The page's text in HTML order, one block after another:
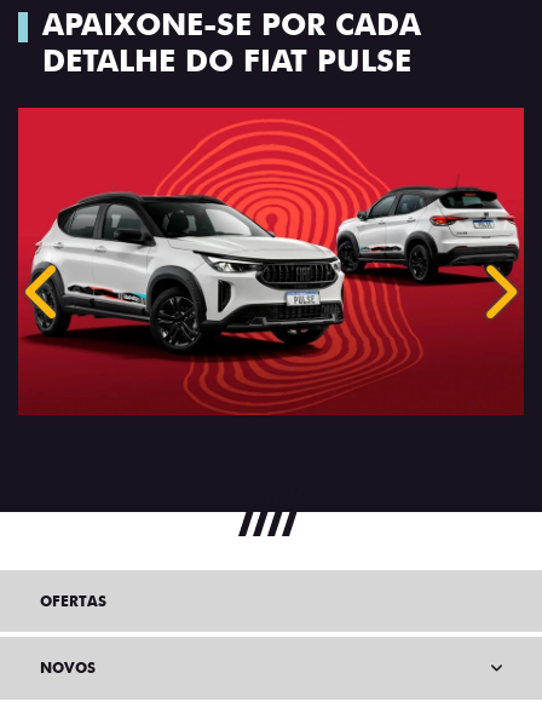
APAIXONE-SE POR CADA
DETALHE DO FIAT PULSE
Anterior
OFERTAS
NOVOS